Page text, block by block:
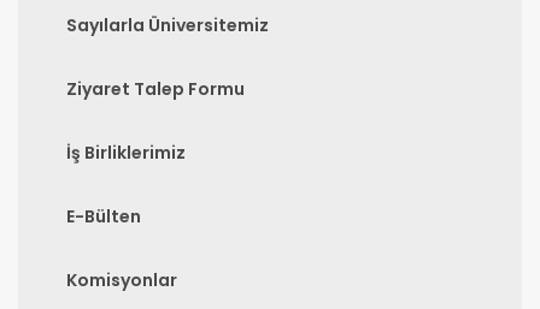
Sayılarla Üniversitemiz
Ziyaret Talep Formu
İş Birliklerimiz
E-Bülten
Komisyonlar